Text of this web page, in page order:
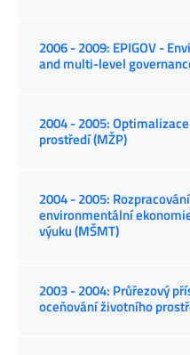
2006 - 2009: EPIGOV -
and multi-level
2004 - 2005:
prostředí (MŽP)
2004 - 2005:
environmentální
výuku (MŠMT)
2003 - 2004: Průřezový
oceňování životního